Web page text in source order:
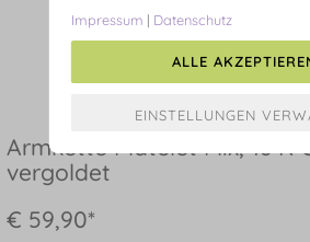
Armkette Platelet Mix, 18 K
vergoldet
€ 59,90*
Impressum | Datenschutz
ALLE